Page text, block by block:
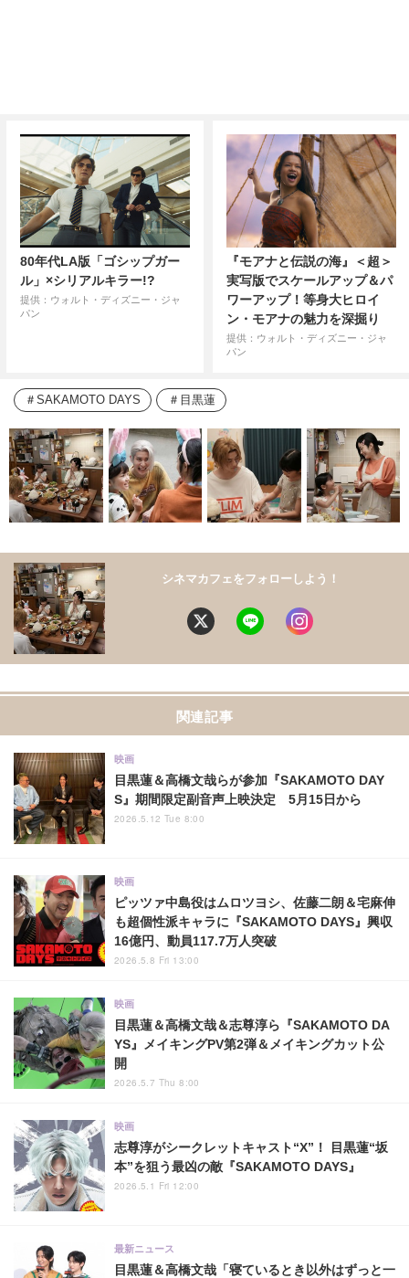
80年代LA版「ゴシップガー
ル」×シリアルキラー!?
提供：ウォルト・ディズニー・ジャ
パン
『モアナと伝説の海』＜超＞
実写版でスケールアップ＆パ
ワーアップ！等身大ヒロイ
ン・モアナの魅力を深掘り
提供：ウォルト・ディズニー・ジャ
パン
SAKAMOTO DAYS 目黒蓮
シネマカフェをフォローしよう！
関連記事
目黒蓮＆高橋文哉らが参加『SAKAMOTO DAY
S』期間限定副音声上映決定 5月15日から
映画
2026.5.12 Tue 8:00
ピッツァ中島役はムロツヨシ、佐藤二朗＆宅麻伸
も超個性派キャラに『SAKAMOTO DAYS』興収
16億円、動員117.7万人突破
映画
2026.5.8 Fri 13:00
目黒蓮＆高橋文哉＆志尊淳ら『SAKAMOTO DA
YS』メイキングPV第2弾＆メイキングカット公
開
映画
2026.5.7 Thu 8:00
志尊淳がシークレットキャスト“X”！ 目黒蓮“坂
本”を狙う最凶の敵『SAKAMOTO DAYS』
映画
2026.5.1 Fri 12:00
目黒蓮＆高橋文哉「寝ているとき以外はずっと一
最新ニュース